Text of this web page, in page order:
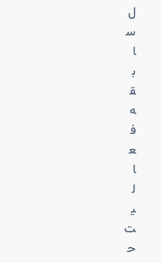
ل
س
ا
ب
ق
ه
ف
ع
ا
ل
ی
ت
ح